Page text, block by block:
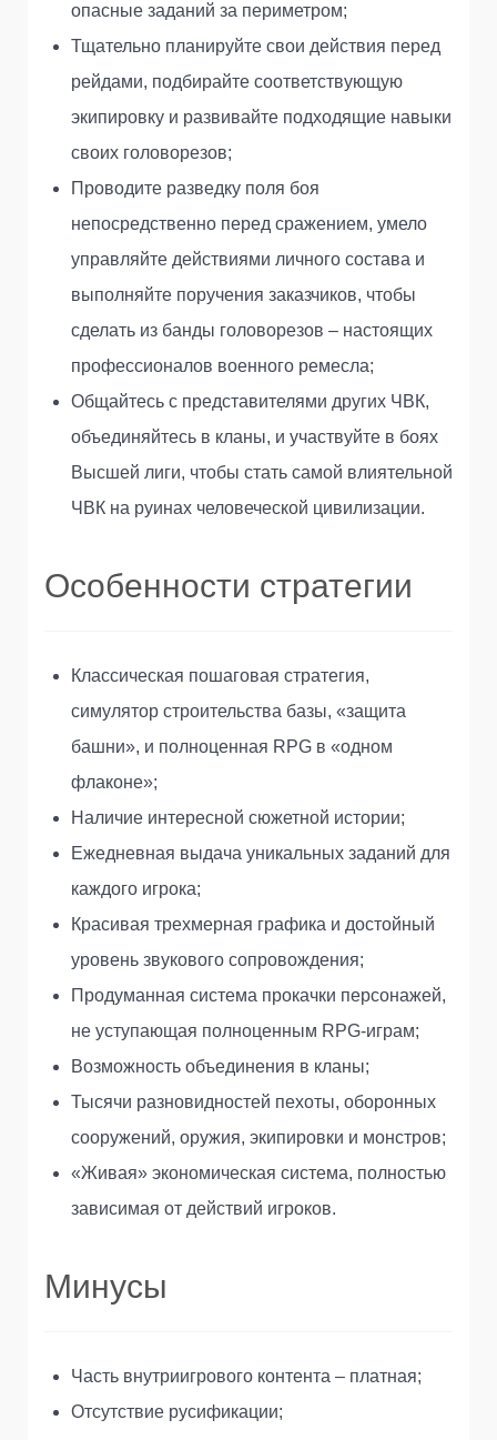
опасные заданий за периметром;
Тщательно планируйте свои действия перед
рейдами, подбирайте соответствующую
экипировку и развивайте подходящие навыки
своих головорезов;
Проводите разведку поля боя
непосредственно перед сражением, умело
управляйте действиями личного состава и
выполняйте поручения заказчиков, чтобы
сделать из банды головорезов – настоящих
профессионалов военного ремесла;
Общайтесь с представителями других ЧВК,
объединяйтесь в кланы, и участвуйте в боях
Высшей лиги, чтобы стать самой влиятельной
ЧВК на руинах человеческой цивилизации.
Особенности стратегии
Классическая пошаговая стратегия,
симулятор строительства базы, «защита
башни», и полноценная RPG в «одном
флаконе»;
Наличие интересной сюжетной истории;
Ежедневная выдача уникальных заданий для
каждого игрока;
Красивая трехмерная графика и достойный
уровень звукового сопровождения;
Продуманная система прокачки персонажей,
не уступающая полноценным RPG-играм;
Возможность объединения в кланы;
Тысячи разновидностей пехоты, оборонных
сооружений, оружия, экипировки и монстров;
«Живая» экономическая система, полностью
зависимая от действий игроков.
Минусы
Часть внутриигрового контента – платная;
Отсутствие русификации;